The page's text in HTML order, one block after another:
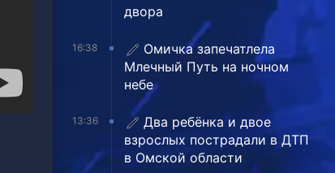
двора
16:38
Омичка запечатлела
Млечный Путь на ночном
небе
13:36
Два ребёнка и двое
взрослых пострадали в ДТП
в Омской области